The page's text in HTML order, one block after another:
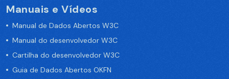
Manuais e Vídeos
Manual de Dados Abertos W3C
Manual do desenvolvedor W3C
Cartilha do desenvolvedor W3C
Guia de Dados Abertos OKFN